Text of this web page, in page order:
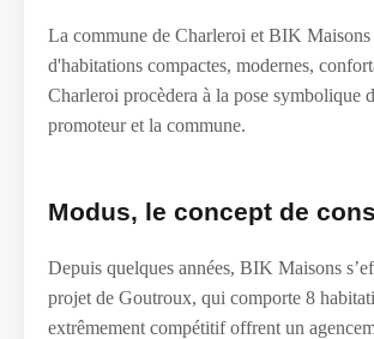
La commune de Charleroi et BIK
d'habitations compactes, modernes,
Charleroi procèdera à la pose symbolique
promoteur et la commune.
Modus, le concept de
Depuis quelques années, BIK Maisons
projet de Goutroux, qui comporte 8
extrêmement compétitif offrent un